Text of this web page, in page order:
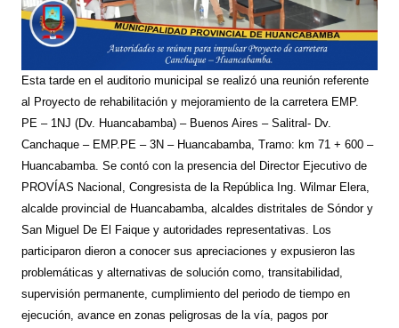
Esta tarde en el auditorio municipal se realizó una reunión referente
al Proyecto de rehabilitación y mejoramiento de la carretera EMP.
PE – 1NJ (Dv. Huancabamba) – Buenos Aires – Salitral- Dv.
Canchaque – EMP.PE – 3N – Huancabamba, Tramo: km 71 + 600 –
Huancabamba. Se contó con la presencia del Director Ejecutivo de
PROVÍAS Nacional, Congresista de la República Ing. Wilmar Elera,
alcalde provincial de Huancabamba, alcaldes distritales de Sóndor y
San Miguel De El Faique y autoridades representativas. Los
participaron dieron a conocer sus apreciaciones y expusieron las
problemáticas y alternativas de solución como, transitabilidad,
supervisión permanente, cumplimiento del periodo de tiempo en
ejecución, avance en zonas peligrosas de la vía, pagos por